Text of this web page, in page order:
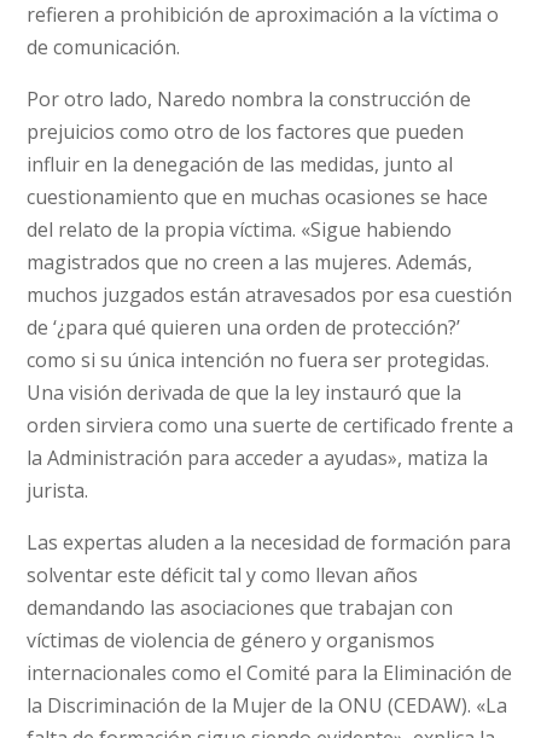
refieren a prohibición de aproximación a la víctima o
de comunicación.
Por otro lado, Naredo nombra la construcción de
prejuicios como otro de los factores que pueden
influir en la denegación de las medidas, junto al
cuestionamiento que en muchas ocasiones se hace
del relato de la propia víctima. «Sigue habiendo
magistrados que no creen a las mujeres. Además,
muchos juzgados están atravesados por esa cuestión
de ‘¿para qué quieren una orden de protección?’
como si su única intención no fuera ser protegidas.
Una visión derivada de que la ley instauró que la
orden sirviera como una suerte de certificado frente a
la Administración para acceder a ayudas», matiza la
jurista.
Las expertas aluden a la necesidad de formación para
solventar este déficit tal y como llevan años
demandando las asociaciones que trabajan con
víctimas de violencia de género y organismos
internacionales como el Comité para la Eliminación de
la Discriminación de la Mujer de la ONU (CEDAW). «La